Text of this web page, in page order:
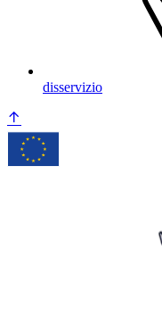
disservizio